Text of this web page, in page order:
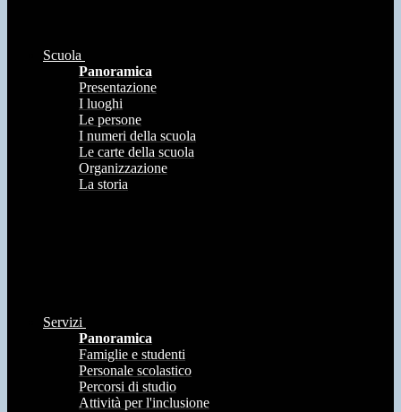
Scuola
Panoramica
Presentazione
I luoghi
Le persone
I numeri della scuola
Le carte della scuola
Organizzazione
La storia
Servizi
Panoramica
Famiglie e studenti
Personale scolastico
Percorsi di studio
Attività per l'inclusione